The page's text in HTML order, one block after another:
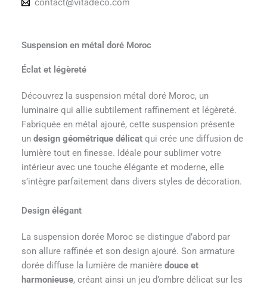
Suspension en métal doré Moroc
Éclat et légèreté
Découvrez la suspension métal doré Moroc, un
luminaire qui allie subtilement raffinement et légèreté.
Fabriquée en métal ajouré, cette suspension présente
un design géométrique délicatqui crée une diffusion de
lumière tout en finesse. Idéale pour sublimer votre
intérieur avec une touche élégante et moderne, elle
s’intègre parfaitement dans divers styles de décoration.
Design élégant
La suspension dorée Moroc se distingue d’abord par
son allure raffinée et son design ajouré. Son armature
dorée diffuse la lumière de manière douce et
harmonieuse, créant ainsi un jeu d’ombre délicat sur les